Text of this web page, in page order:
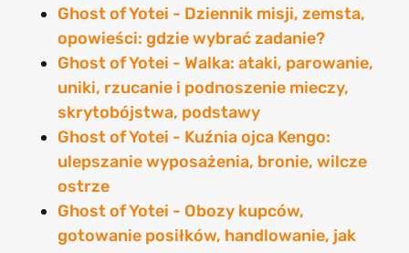
Ghost of Yotei - Dziennik misji, zemsta,
opowieści: gdzie wybrać zadanie?
Ghost of Yotei - Walka: ataki, parowanie,
uniki, rzucanie i podnoszenie mieczy,
skrytobójstwa, podstawy
Ghost of Yotei - Kuźnia ojca Kengo:
ulepszanie wyposażenia, bronie, wilcze
ostrze
Ghost of Yotei - Obozy kupców,
gotowanie posiłków, handlowanie, jak